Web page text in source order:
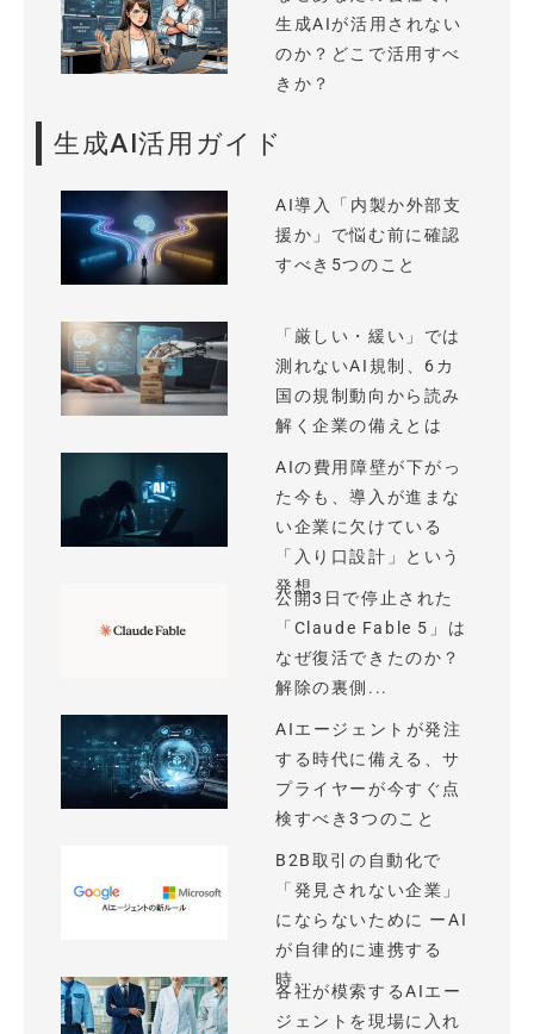
生成AIが活用されない
のか？どこで活用すべ
きか？
生成AI活用ガイド
AI導入「内製か外部支
援か」で悩む前に確認
すべき5つのこと
「厳しい・緩い」では
測れないAI規制、6カ
国の規制動向から読み
解く企業の備えとは
AIの費用障壁が下がっ
た今も、導入が進まな
い企業に欠けている
「入り口設計」という
発想
公開3日で停止された
「Claude Fable 5」は
なぜ復活できたのか？
解除の裏側...
AIエージェントが発注
する時代に備える、サ
プライヤーが今すぐ点
検すべき3つのこと
B2B取引の自動化で
「発見されない企業」
にならないために ーAI
が自律的に連携する
時...
各社が模索するAIエー
ジェントを現場に入れ